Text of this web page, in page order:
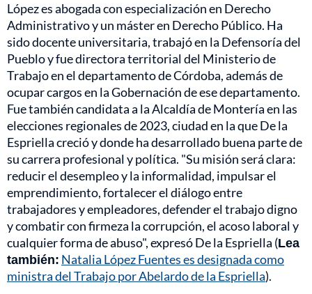
López es abogada con especialización en Derecho
Administrativo y un máster en Derecho Público. Ha
sido docente universitaria, trabajó en la Defensoría del
Pueblo y fue directora territorial del Ministerio de
Trabajo en el departamento de Córdoba, además de
ocupar cargos en la Gobernación de ese departamento.
Fue también candidata a la Alcaldía de Montería en las
elecciones regionales de 2023, ciudad en la que De la
Espriella creció y donde ha desarrollado buena parte de
su carrera profesional y política. "Su misión será clara:
reducir el desempleo y la informalidad, impulsar el
emprendimiento, fortalecer el diálogo entre
trabajadores y empleadores, defender el trabajo digno
y combatir con firmeza la corrupción, el acoso laboral y
cualquier forma de abuso", expresó De la Espriella (Lea
también: Natalia López Fuentes es designada como
ministra del Trabajo por Abelardo de la Espriella).